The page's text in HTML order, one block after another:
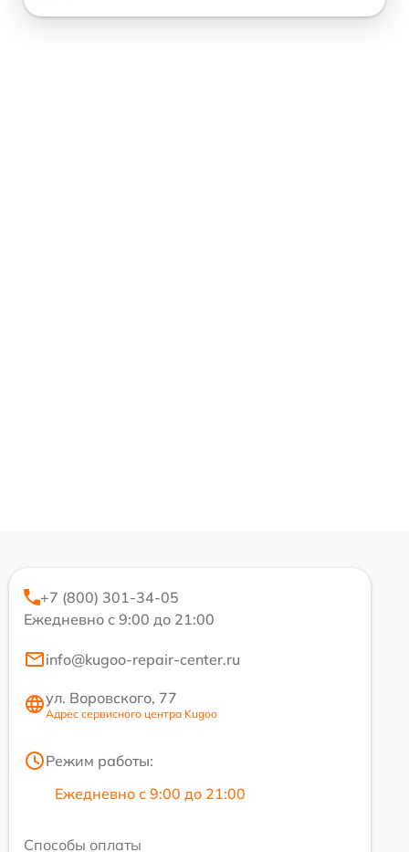
+7 (800) 301-34-05
Ежедневно с 9:00 до 21:00
info@kugoo-repair-center.ru
ул. Воровского, 77
Адрес сервисного центра Kugoo
Режим работы:
Ежедневно с 9:00 до 21:00
Способы оплаты